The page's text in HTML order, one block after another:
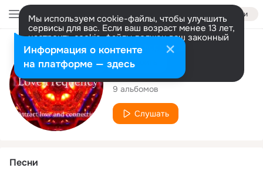
Войти
Мы используем cookie-файлы, чтобы улучшить
сервисы для вас. Если ваш возраст менее 13 лет,
настроить cookie-файлы должен ваш законный
представитель. Больше информации
Разрешить все Настроить
Исполнитель
Peace on Earth
9 альбомов
Слушать
Песни
Информация о контенте
на платформе — здесь